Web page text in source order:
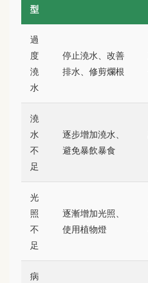
型
過
度
澆
水
停止澆水、改善
排水、修剪爛根
澆
水
不
足
逐步增加澆水、
避免暴飲暴食
光
照
不
足
逐漸增加光照、
使用植物燈
病